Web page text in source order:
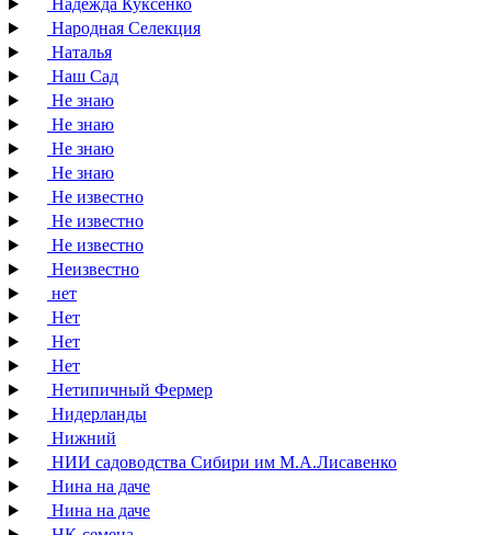
Надежда Куксенко
Народная Селекция
Наталья
Наш Сад
Не знаю
Не знаю
Не знаю
Не знаю
Не известно
Не известно
Не известно
Неизвестно
нет
Нет
Нет
Нет
Нетипичный Фермер
Нидерланды
Нижний
НИИ садоводства Сибири им М.А.Лисавенко
Нина на даче
Нина на даче